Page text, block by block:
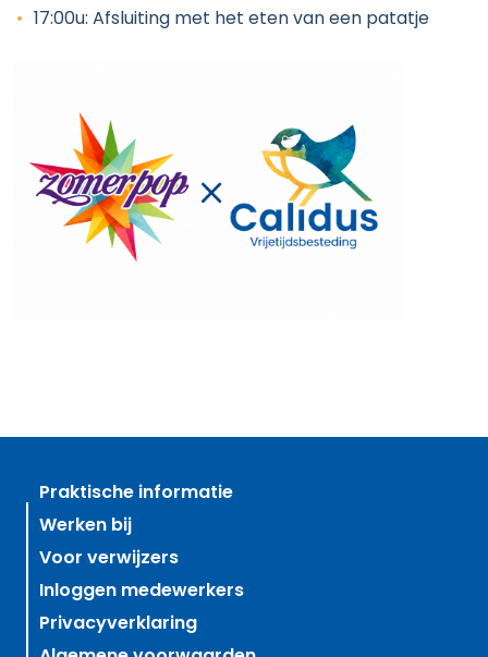
17:00u: Afsluiting met het eten van een patatje
Praktische informatie
Werken bij
Voor verwijzers
Inloggen medewerkers
Privacyverklaring